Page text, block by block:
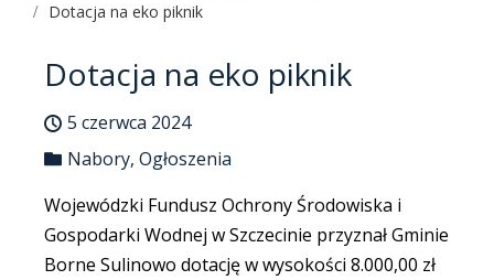
Dotacja na eko piknik
Dotacja na eko piknik
5 czerwca 2024
Nabory, Ogłoszenia
Wojewódzki Fundusz Ochrony Środowiska i
Gospodarki Wodnej w Szczecinie przyznał Gminie
Borne Sulinowo dotację w wysokości 8.000,00 zł